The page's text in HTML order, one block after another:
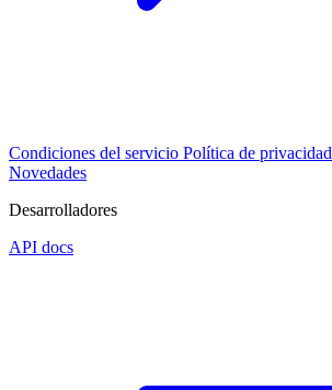
Condiciones del servicio Política de privacidad
Novedades
Desarrolladores
API docs